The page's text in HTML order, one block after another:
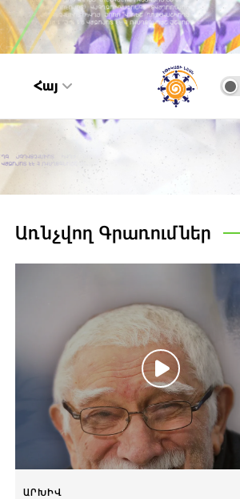
Հայ
Առնչվող Գրառումներ
ԱՐԽԻՎ